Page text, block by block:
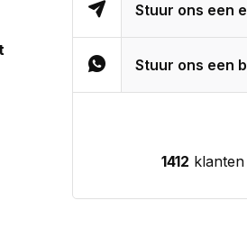
Stuur ons een
Stuur ons een
1412